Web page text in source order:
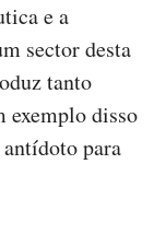
e a
sector desta
tanto
exemplo disso
antídoto para